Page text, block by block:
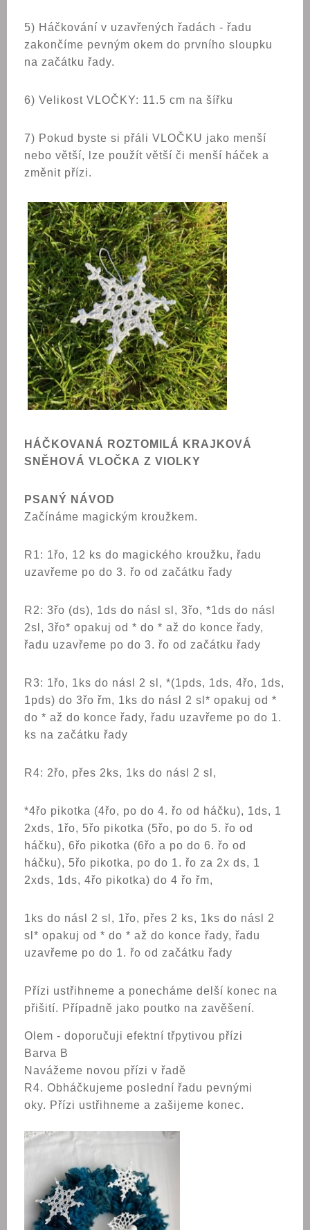
5) Háčkování v uzavřených řadách - řadu
zakončíme pevným okem do prvního sloupku
na začátku řady.
6) Velikost VLOČKY: 11.5 cm na šířku
7) Pokud byste si přáli VLOČKU jako menší
nebo větší, lze použít větší či menší háček a
změnit přízi.
HÁČKOVANÁ ROZTOMILÁ KRAJKOVÁ
SNĚHOVÁ VLOČKA Z VIOLKY
PSANÝ NÁVOD
Začínáme magickým kroužkem.
R1: 1řo, 12 ks do magického kroužku, řadu
uzavřeme po do 3. řo od začátku řady
R2: 3řo (ds), 1ds do násl sl, 3řo, *1ds do násl
2sl, 3řo* opakuj od * do * až do konce řady,
řadu uzavřeme po do 3. řo od začátku řady
R3: 1řo, 1ks do násl 2 sl, *(1pds, 1ds, 4řo, 1ds,
1pds) do 3řo řm, 1ks do násl 2 sl* opakuj od *
do * až do konce řady, řadu uzavřeme po do 1.
ks na začátku řady
R4: 2řo, přes 2ks, 1ks do násl 2 sl,
*4řo pikotka (4řo, po do 4. řo od háčku), 1ds, 1
2xds, 1řo, 5řo pikotka (5řo, po do 5. řo od
háčku), 6řo pikotka (6řo a po do 6. řo od
háčku), 5řo pikotka, po do 1. řo za 2x ds, 1
2xds, 1ds, 4řo pikotka) do 4 řo řm,
1ks do násl 2 sl, 1řo, přes 2 ks, 1ks do násl 2
sl* opakuj od * do * až do konce řady, řadu
uzavřeme po do 1. řo od začátku řady
Přízi ustřihneme a ponecháme delší konec na
přišití. Případně jako poutko na zavěšení.
Olem - doporučuji efektní třpytivou přízi
Barva B
Navážeme novou přízi v řadě
R4. Obháčkujeme poslední řadu pevnými
oky. Přízi ustřihneme a zašijeme konec.